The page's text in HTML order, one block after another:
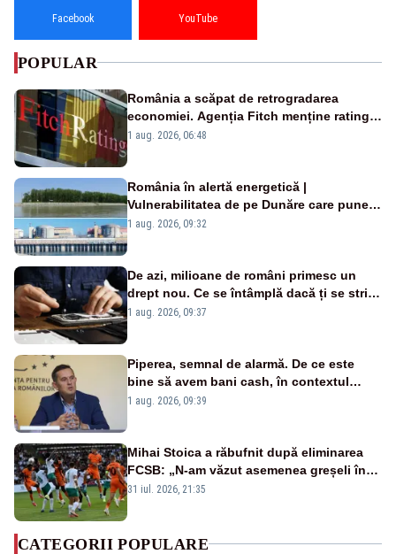
Facebook YouTube
POPULAR
România a scăpat de retrogradarea
economiei. Agenția Fitch menține ratingul
„BBB-” cu perspectivă negativă
1 aug. 2026, 06:48
România în alertă energetică |
Vulnerabilitatea de pe Dunăre care pune
în pericol Centrala Cernavodă era
1 aug. 2026, 09:32
De azi, milioane de români primesc un
drept nou. Ce se întâmplă dacă ți se strică
un produs
1 aug. 2026, 09:37
Piperea, semnal de alarmă. De ce este
bine să avem bani cash, în contextul
alertei energetice?
1 aug. 2026, 09:39
Mihai Stoica a răbufnit după eliminarea
FCSB: „N-am văzut asemenea greșeli în
190 de meciuri europene”
31 iul. 2026, 21:35
CATEGORII POPULARE